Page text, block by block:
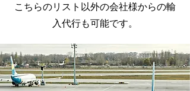
​こちらのリスト以外の会社様からの輸
入代行も可能です。